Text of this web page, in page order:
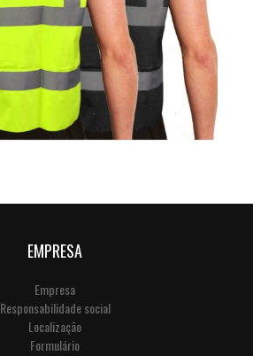
EMPRESA
Empresa
Responsabilidade social
Localização
Formulário